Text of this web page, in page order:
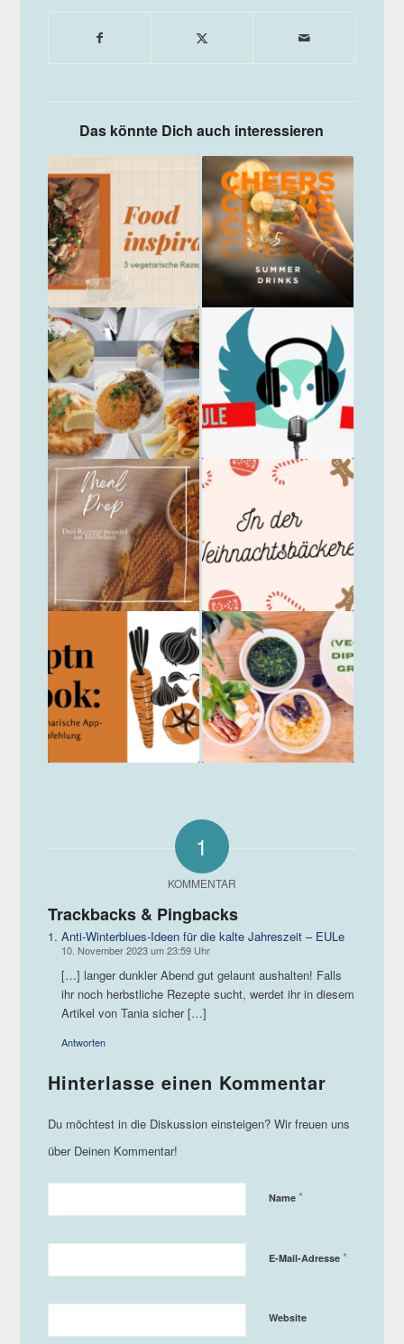
Das könnte Dich auch interessieren
1
KOMMENTAR
Trackbacks & Pingbacks
Anti-Winterblues-Ideen für die kalte Jahreszeit – EULe
10. November 2023 um 23:59 Uhr
[…] langer dunkler Abend gut gelaunt aushalten! Falls
ihr noch herbstliche Rezepte sucht, werdet ihr in diesem
Artikel von Tania sicher […]
Antworten
Name *
E-Mail-Adresse *
Website